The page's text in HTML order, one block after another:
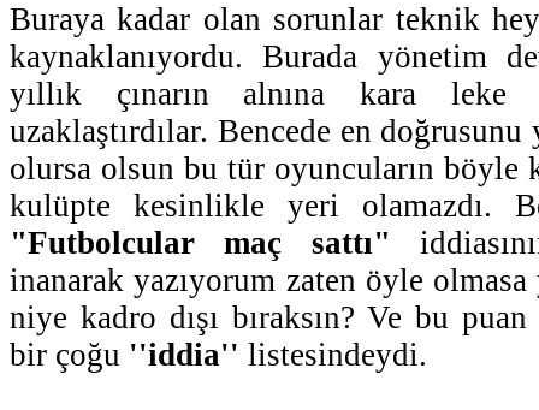
Buraya kadar olan sorunlar teknik
kaynaklanıyordu. Burada yönetim
yıllık çınarın alnına kara leke
uzaklaştırdılar. Bencede en doğrusunu
olursa olsun bu tür oyuncuların
kulüpte kesinlikle yeri olamazdı.
"Futbolcular maç sattı"
inanarak yazıyorum zaten öyle
niye kadro dışı bıraksın? Ve bu
bir çoğu ''iddia'' listesindeydi.